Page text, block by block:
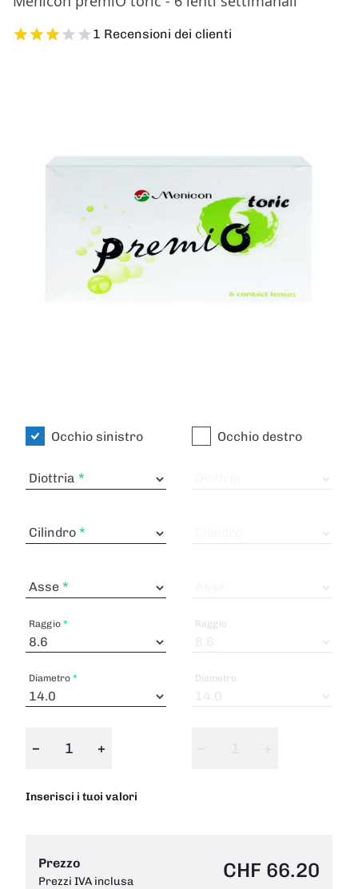
1 Recensioni dei clienti
Occhio sinistro
Diottria
Cilindro
Asse
Raggio
Diametro
− +
Inserisci i tuoi valori
Occhio destro
Raggio
Diametro
Prezzo
Prezzi IVA inclusa CHF 66.20